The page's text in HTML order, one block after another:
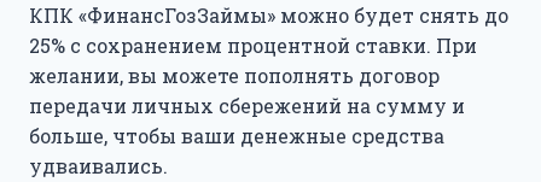
КПК «ФинансГозЗаймы» можно будет снять до
25% с сохранением процентной ставки. При
желании, вы можете пополнять договор
передачи личных сбережений на сумму и
больше, чтобы ваши денежные средства
удваивались.